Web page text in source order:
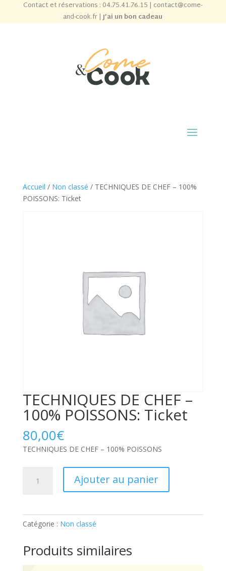
Contact et réservations : 04.75.41.76.15 | contact@come-
and-cook.fr|J’ai un bon cadeau
Accueil / Non classé / TECHNIQUES DE CHEF – 100%
POISSONS: Ticket
TECHNIQUES DE CHEF –
100% POISSONS: Ticket
80,00€
TECHNIQUES DE CHEF – 100% POISSONS
CHEF
POISSONS:
Ticket
Ajouter au panier
Catégorie : Non classé
Produits similaires